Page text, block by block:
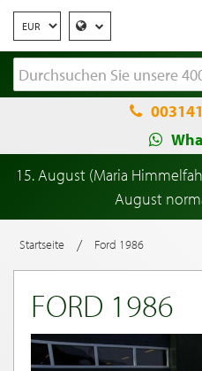
15. August (Maria
August
Startseite / Ford 1986
FORD 1986